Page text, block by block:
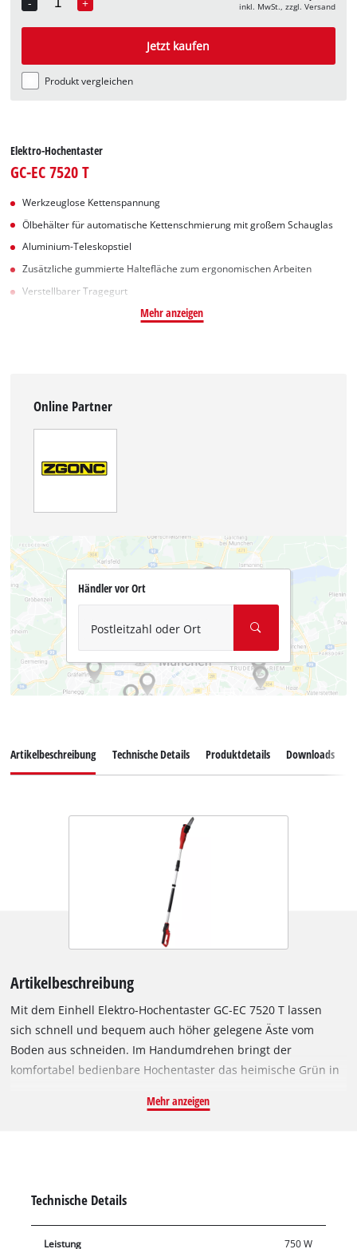
Quantity inkl. MwSt., zzgl. Versand
Jetzt kaufen
Produkt vergleichen
Elektro-Hochentaster
GC-EC 7520 T
Werkzeuglose Kettenspannung
Ölbehälter für automatische Kettenschmierung mit großem Schauglas
Aluminium-Teleskopstiel
Zusätzliche gummierte Haltefläche zum ergonomischen Arbeiten
Verstellbarer Tragegurt
Mehr anzeigen
Online Partner
Händler vor Ort
Postleitzahl oder Ort
Artikelbeschreibung Technische Details Produktdetails Downloads
Artikelbeschreibung
Mit dem Einhell Elektro-Hochentaster GC-EC 7520 T lassen
sich schnell und bequem auch höher gelegene Äste vom
Boden aus schneiden. Im Handumdrehen bringt der
komfortabel bedienbare Hochentaster das heimische Grün in
Reichweite. Für ein ergonomisches Arbeiten ist die Astsäge
auch die integrierte Kabelzugentlastung. Der Ölbehälter für
die automatische Kettenschmierung ist mit einem großen
Mehr anzeigen
Technische Details
Leistung 750 W